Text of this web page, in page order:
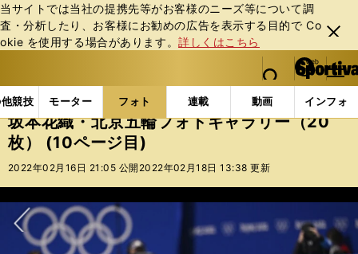
当サイトでは当社の提携先等がお客様のニーズ等について調
査・分析したり、お客様にお勧めの広告を表⽰する⽬的で Co
okie を使⽤する場合があります。詳しくはこちら
閉じ
る
web Sportiva (webスポルティーバ)
検索
マイペ
ー
ジ
メニュ
競技 モーター フォト 連載 動画 インフォ
b
ス
ポ
ル
バ
フォトギャラリー 坂本花織・北京五輪フォトギャラ
坂本花織・北京五輪フォトギャラリー（20
枚） (10ページ目)
2022年02月16日 21:05 公開 2022年02月18日 13:38 更新